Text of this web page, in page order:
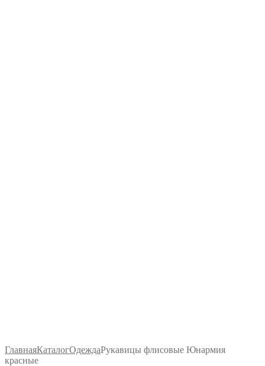
ГлавнаяКаталогОдеждаРукавицы флисовые Юнармия
красные